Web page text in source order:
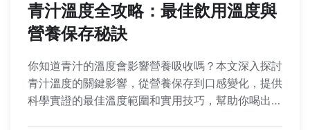
青汁溫度全攻略：最佳飲用溫度與
營養保存秘訣
你知道青汁的溫度會影響營養吸收嗎？本文深入探討
青汁溫度的關鍵影響，從營養保存到口感變化，提供
科學實證的最佳溫度範圍和實用技巧，幫助你喝出健